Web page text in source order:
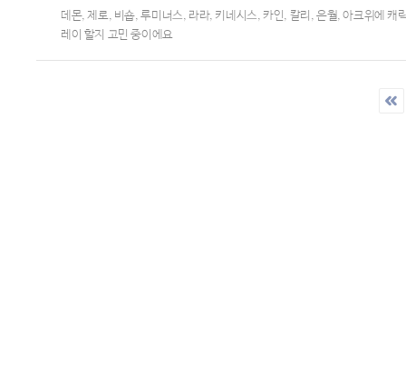
데몬, 제로, 비숍, 루미너스, 라라, 키네시스, 카인, 칼리, 은월, 아크위에
레이 할지 고민 중이에요